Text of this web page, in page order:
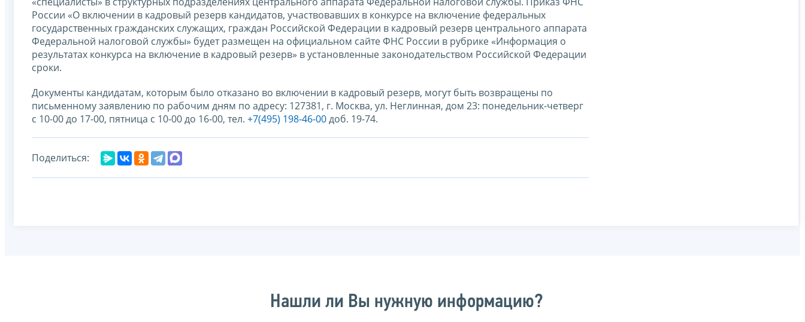
России «О включении в кадровый резерв кандидатов, участвовавших в конкурсе на включение федеральных
государственных гражданских служащих, граждан Российской Федерации в кадровый резерв центрального аппарата
Федеральной налоговой службы» будет размещен на официальном сайте ФНС России в рубрике «Информация о
результатах конкурса на включение в кадровый резерв» в установленные законодательством Российской Федерации
сроки.
Документы кандидатам, которым было отказано во включении в кадровый резерв, могут быть возвращены по
письменному заявлению по рабочим дням по адресу: 127381, г. Москва, ул. Неглинная, дом 23: понедельник-четверг
с 10-00 до 17-00, пятница с 10-00 до 16-00, тел. +7(495) 198-­46-­00доб. 19-74.
Поделиться:
Нашли ли Вы нужную информацию?